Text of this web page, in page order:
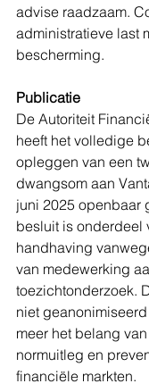
advise raadzaam.
administratieve last
bescherming.
Publicatie
De Autoriteit
heeft het volledige
opleggen van een
dwangsom aan
juni 2025 openbaar
besluit is onderdeel
handhaving
van medewerking
toezichtonderzoek.
niet
meer het belang
normuitleg en
financiële markten.